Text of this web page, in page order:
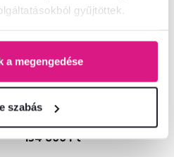
gyűjtöttek.
a megengedése
szabás
4,8 18
Állítható masszázs fotel,
134 600 Ft